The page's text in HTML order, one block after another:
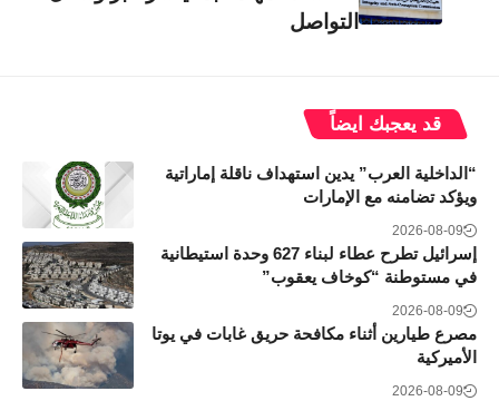
التواصل
قد يعجبك ايضاً
“الداخلية العرب” يدين استهداف ناقلة إماراتية
ويؤكد تضامنه مع الإمارات
2026-08-09
إسرائيل تطرح عطاء لبناء 627 وحدة استيطانية
في مستوطنة “كوخاف يعقوب”
2026-08-09
مصرع طيارين أثناء مكافحة حريق غابات في يوتا
الأميركية
2026-08-09